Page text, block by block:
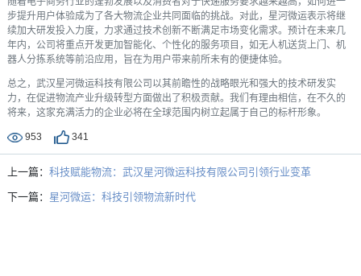
步提升用户体验成为了各大物流企业共同面临的挑战。对此，星河微运表示将继
续加大研发投入力度，力求通过技术创新不断满足市场变化需求。预计在未来几
年内，公司将重点开发更加智能化、个性化的服务项目，如无人机送货上门、机
器人分拣系统等前沿应用，旨在为用户带来前所未有的便捷体验。
总之，武汉星河微运科技有限公司以其前瞻性的战略眼光和强大的技术研发实
力，在促进物流产业升级转型方面做出了积极贡献。我们有理由相信，在不久的
将来，这家充满活力的企业必将在全球范围内树立起属于自己的标杆形象。
953 341
上一篇： 科技赋能物流：武汉星河微运科技有限公司引领行业变革
下一篇： 星河微运：科技引领物流新时代